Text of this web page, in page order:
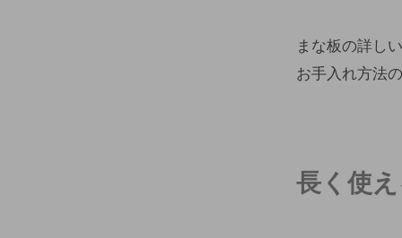
まな板の詳し
お手入れ方法
長く使